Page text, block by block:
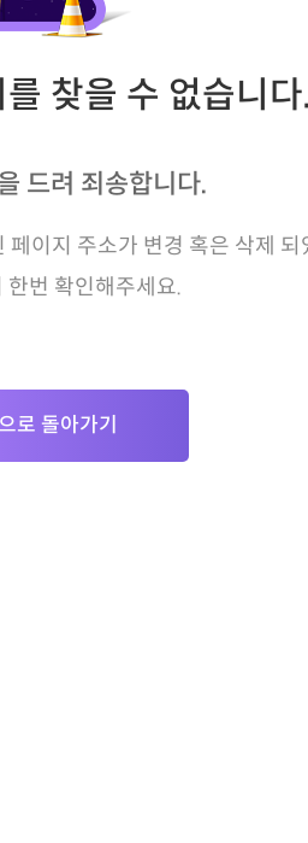
찾을 수 없습니다.
드려 죄송합니다.
이지 주소가 변경 혹은 삭제 되
한번 확인해주세요.
로 돌아가기